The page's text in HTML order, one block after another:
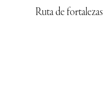
Ruta de fortalezas